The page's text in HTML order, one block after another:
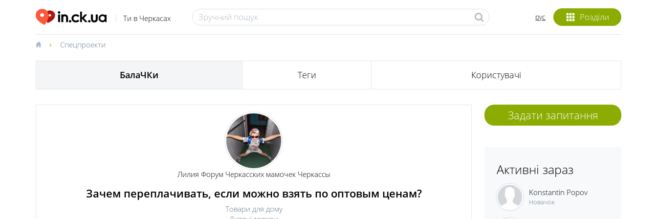
Ти в Черкасах Розділи
рус
Спецпроекти
БалаЧКи Теги Користувачі
Лилия Форум Черкасских мамочек Черкассы
Зачем переплачивать, если можно взять по оптовым ценам?
Товари для дому
Задати запитання
Активні зараз
Konstantin Popov
Новачок